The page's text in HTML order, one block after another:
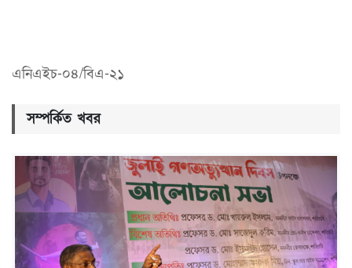
এনিএইচ-০৪/বিএ-২১
সম্পর্কিত খবর